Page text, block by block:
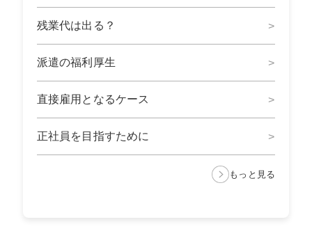
残業代は出る？
派遣の福利厚生
直接雇用となるケース
正社員を目指すために
もっと見る